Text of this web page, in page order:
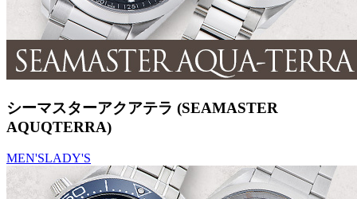
シーマスターアクアテラ (SEAMASTER
AQUQTERRA)
MEN'SLADY'S